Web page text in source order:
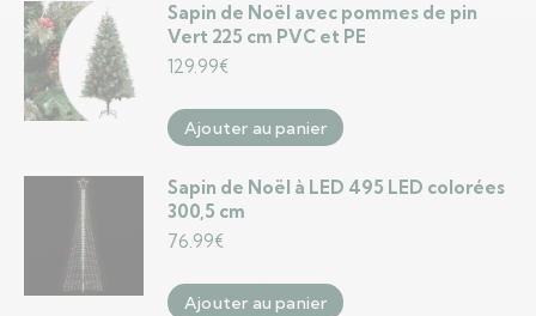
Sapin de Noël avec pommes de pin
Vert 225 cm PVC et PE
129.99€
Ajouter au panier
Sapin de Noël à LED 495 LED colorées
300,5 cm
76.99€
Ajouter au panier